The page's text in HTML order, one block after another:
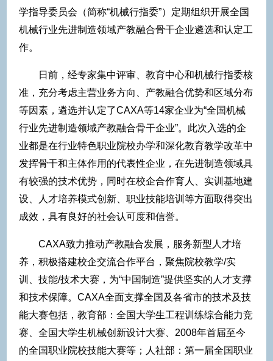
学指导委员会（简称“机械行指委”）定期组织开展全国
机械行业先进制造领域产教融合骨干企业遴选和认定工
作。
日前，经专家集中评审、教育中心和机械行指委核
准，充分考虑主营业务方向、产教融合优势和区域分布
等因素，遴选并认定了CAXA等14家企业为“全国机械
行业先进制造领域产教融合骨干企业”。此次入选的企
业都是在行业特色职业院校办学和深化教育教学改革中
发挥骨干和主体作用的代表性企业，在先进制造领域具
有较强的技术优势，同时在校企合作育人、实训基地建
设、人才培养模式创新、职业技能培训等方面取得突出
成效，具有良好的社会认可度和信誉。
CAXA致力推动产教融合发展，服务新型人才培
养，积极搭建校企交流合作平台，聚焦院校教学/实
训、技能/技术大赛，为“中国制造”提供坚实的人才支撑
和技术保障。CAXA全面支撑全国及各省市的技术及技
能大赛包括，教育部：全国大学生工程训练综合能力竞
赛、全国大学生机械创新设计大赛、2008年首届至今
的全国职业院校技能大赛等；人社部：第一届全国职业